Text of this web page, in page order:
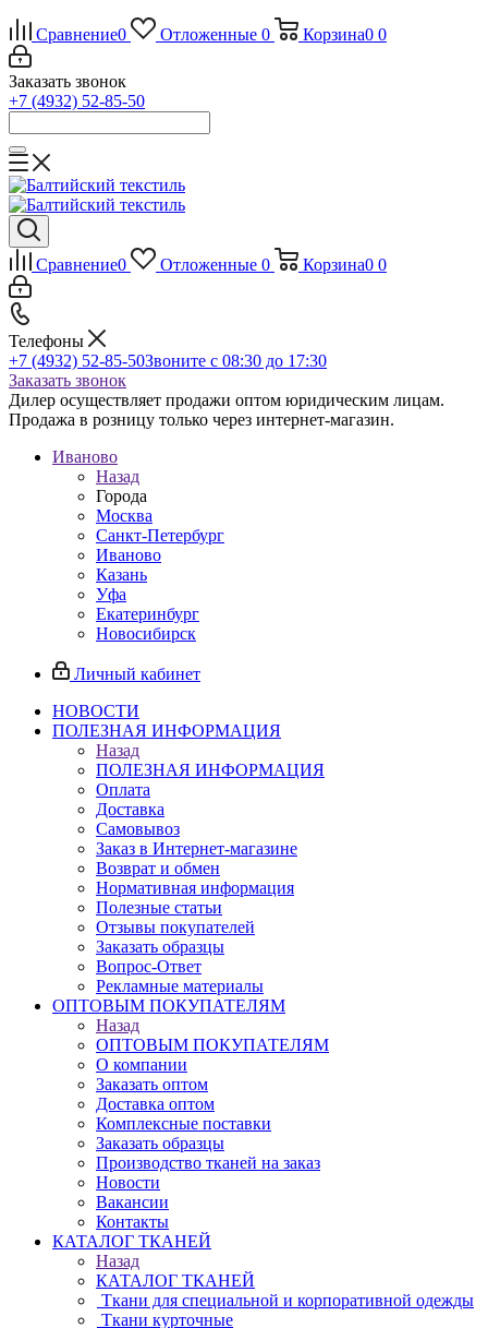
Сравнение0 Отложенные 0 Корзина0 0
Заказать звонок
+7 (4932) 52-85-50
Сравнение0 Отложенные 0 Корзина0 0
Телефоны
+7 (4932) 52-85-50Звоните с 08:30 до 17:30
Заказать звонок
Дилер осуществляет продажи оптом юридическим лицам.
Продажа в розницу только через интернет-магазин.
Иваново
Назад
Города
Москва
Санкт-Петербург
Иваново
Казань
Уфа
Екатеринбург
Новосибирск
Личный кабинет
НОВОСТИ
ПОЛЕЗНАЯ ИНФОРМАЦИЯ
Назад
ПОЛЕЗНАЯ ИНФОРМАЦИЯ
Оплата
Доставка
Самовывоз
Заказ в Интернет-магазине
Возврат и обмен
Нормативная информация
Полезные статьи
Отзывы покупателей
Заказать образцы
Вопрос-Ответ
Рекламные материалы
ОПТОВЫМ ПОКУПАТЕЛЯМ
Назад
ОПТОВЫМ ПОКУПАТЕЛЯМ
О компании
Заказать оптом
Доставка оптом
Комплексные поставки
Заказать образцы
Производство тканей на заказ
Новости
Вакансии
Контакты
КАТАЛОГ ТКАНЕЙ
Назад
КАТАЛОГ ТКАНЕЙ
Ткани для специальной и корпоративной одежды
Ткани курточные